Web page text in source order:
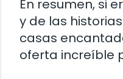
En resumen, si
y de las
casas
oferta increíble